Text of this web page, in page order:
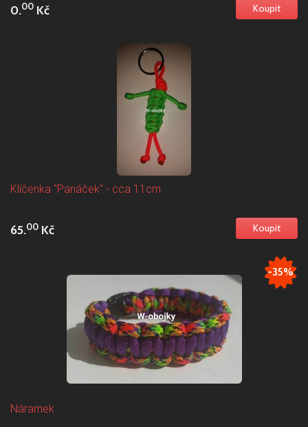
0.00 Kč
Klíčenka "Panáček" - cca 11cm
65.00 Kč
Náramek
-35%